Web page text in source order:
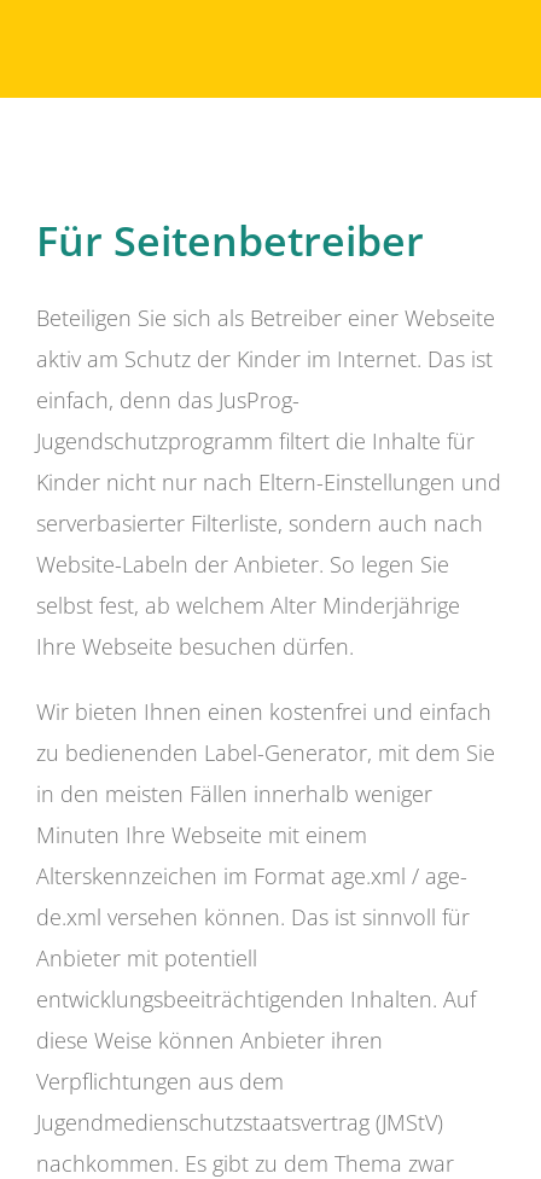
Für Seitenbetreiber
Beteiligen Sie sich als Betreiber einer Webseite
aktiv am Schutz der Kinder im Internet. Das ist
einfach, denn das JusProg-
Jugendschutzprogramm filtert die Inhalte für
Kinder nicht nur nach Eltern-Einstellungen und
serverbasierter Filterliste, sondern auch nach
Website-Labeln der Anbieter. So legen Sie
selbst fest, ab welchem Alter Minderjährige
Ihre Webseite besuchen dürfen.
Wir bieten Ihnen einen kostenfrei und einfach
zu bedienenden Label-Generator, mit dem Sie
in den meisten Fällen innerhalb weniger
Minuten Ihre Webseite mit einem
Alterskennzeichen im Format age.xml / age-
de.xml versehen können. Das ist sinnvoll für
Anbieter mit potentiell
entwicklungsbeeiträchtigenden Inhalten. Auf
diese Weise können Anbieter ihren
Verpflichtungen aus dem
Jugendmedienschutzstaatsvertrag (JMStV)
nachkommen. Es gibt zu dem Thema zwar